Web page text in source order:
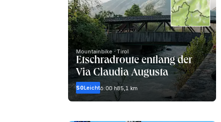
Mountainbike · Tirol
Etschradroute entlang der
Via Claudia Augusta
S0Leicht6:00 h85,1 km